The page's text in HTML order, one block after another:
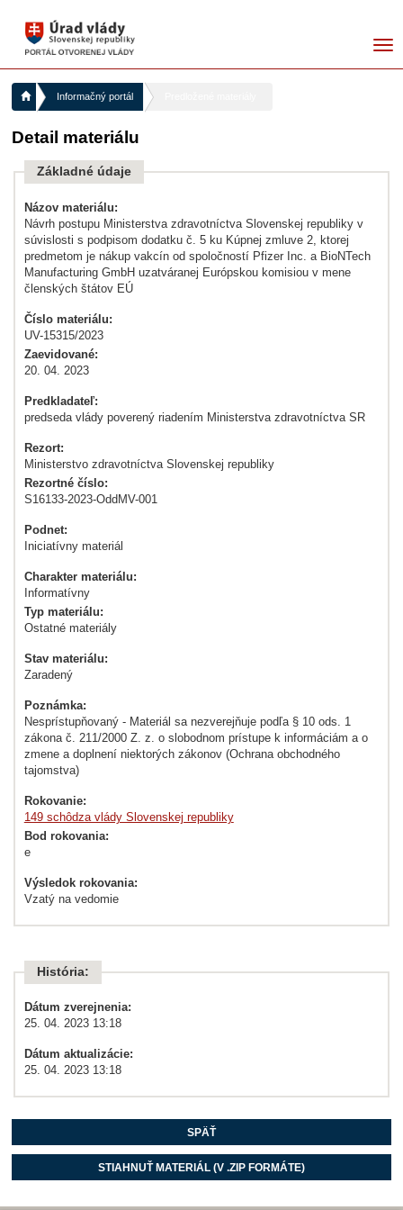
Informačný portál
Detail materiálu
Základné údaje
Názov materiálu:
Návrh postupu Ministerstva zdravotníctva Slovenskej republiky v
súvislosti s podpisom dodatku č. 5 ku Kúpnej zmluve 2, ktorej
predmetom je nákup vakcín od spoločností Pfizer Inc. a BioNTech
Manufacturing GmbH uzatváranej Európskou komisiou v mene
členských štátov EÚ
Číslo materiálu:
UV-15315/2023
Zaevidované:
20. 04. 2023
Predkladateľ:
predseda vlády poverený riadením Ministerstva zdravotníctva SR
Rezort:
Ministerstvo zdravotníctva Slovenskej republiky
Rezortné číslo:
S16133-2023-OddMV-001
Podnet:
Iniciatívny materiál
Charakter materiálu:
Informatívny
Typ materiálu:
Ostatné materiály
Stav materiálu:
Zaradený
Poznámka:
Nesprístupňovaný - Materiál sa nezverejňuje podľa § 10 ods. 1
zákona č. 211/2000 Z. z. o slobodnom prístupe k informáciám a o
zmene a doplnení niektorých zákonov (Ochrana obchodného
tajomstva)
Rokovanie:
149 schôdza vlády Slovenskej republiky
Bod rokovania:
e
Výsledok rokovania:
Vzatý na vedomie
História:
Dátum zverejnenia:
25. 04. 2023 13:18
Dátum aktualizácie:
25. 04. 2023 13:18
SPÄŤ
STIAHNUŤ MATERIÁL (V .ZIP FORMÁTE)